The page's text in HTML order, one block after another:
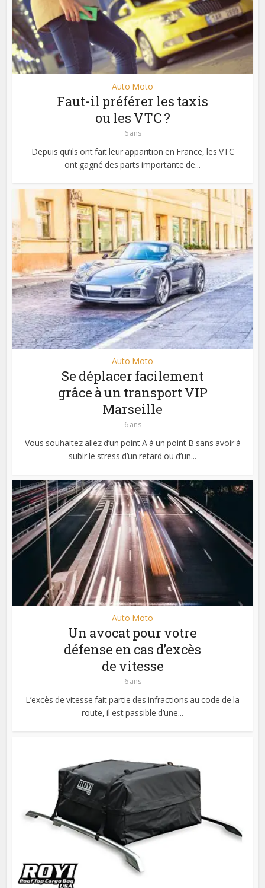
Auto Moto
Faut-il préférer les taxis
ou les VTC ?
6 ans
Depuis qu’ils ont fait leur apparition en France, les VTC
ont gagné des parts importante de...
Auto Moto
Se déplacer facilement
grâce à un transport VIP
Marseille
6 ans
Vous souhaitez allez d’un point A à un point B sans avoir à
subir le stress d’un retard ou d’un...
Auto Moto
Un avocat pour votre
défense en cas d’excès
de vitesse
6 ans
L’excès de vitesse fait partie des infractions au code de la
route, il est passible d’une...